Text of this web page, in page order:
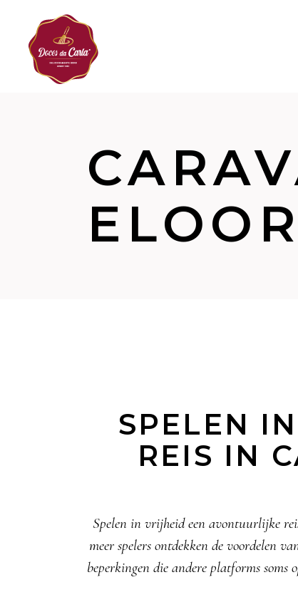
SPELEN
REIS IN
Spelen in vrijheid een avontuurlijke
meer spelers ontdekken de voordelen
beperkingen die andere platforms soms